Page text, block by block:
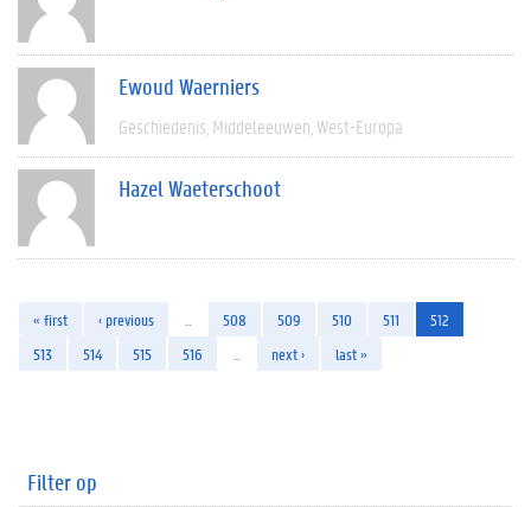
Ewoud Waerniers
Geschiedenis Middeleeuwen West-Europa
Hazel Waeterschoot
« first ‹ previous 508 509 510 511
512
513
514 515 516 next › last »
Filter op